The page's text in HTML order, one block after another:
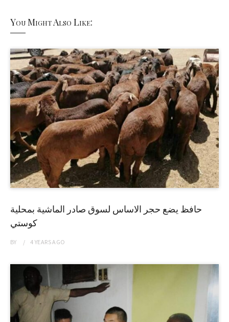
You Might Also Like:
حافظ يضع حجر الاساس لسوق صادر الماشية بمحلية
كوستي
BY 4 YEARSAGO